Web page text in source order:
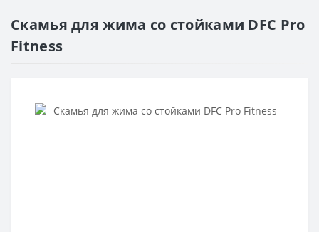
Скамья для жима со стойками DFC Pro
Fitness